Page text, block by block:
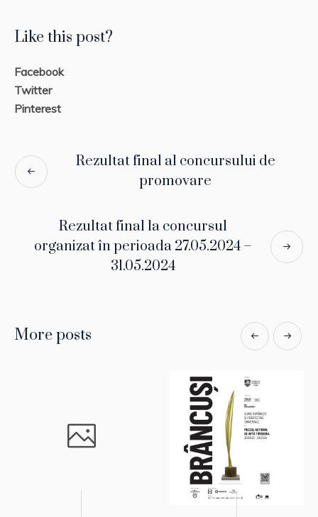
Like this post?
Facebook
Twitter
Pinterest
Rezultat final al concursului de
promovare
Rezultat final la concursul
organizat în perioada 27.05.2024 –
31.05.2024
More posts